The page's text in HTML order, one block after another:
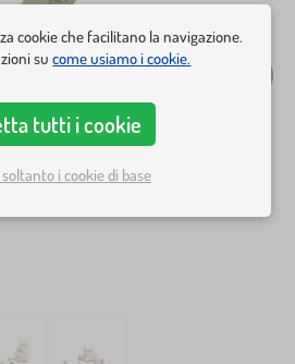
cookie che facilitano la navigazione.
sucome usiamo i cookie.
tutti i cookie
i cookie di base